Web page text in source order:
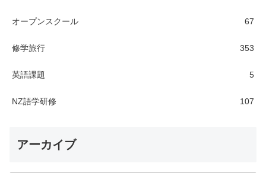
オープンスクール 67
修学旅行 353
英語課題 5
NZ語学研修 107
アーカイブ